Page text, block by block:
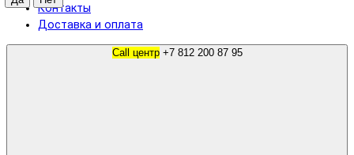
Контакты
Доставка и оплата
Call центр +7 812 200 87 95